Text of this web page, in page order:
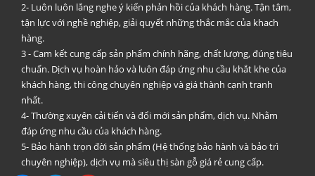
2- Luôn luôn lắng nghe ý kiến phản hồi của khách hàng. Tận tâm,
tận lực với nghề nghiệp, giải quyết những thắc mắc của khach
hàng.
3 - Cam kết cung cấp sản phẩm chính hãng, chất lượng, đúng tiêu
chuẩn. Dịch vụ hoàn hảo và luôn đáp ứng nhu cầu khắt khe của
khách hàng, thi công chuyên nghiệp và giá thành cạnh tranh
nhất.
4- Thường xuyên cải tiến và đổi mới sản phẩm, dịch vụ. Nhằm
đáp ứng nhu cầu của khách hàng.
5- Bảo hành trọn đời sản phẩm (Hệ thống bảo hành và bảo trì
chuyên nghiệp), dịch vụ mà siêu thị sàn gỗ giá rẻ cung cấp.